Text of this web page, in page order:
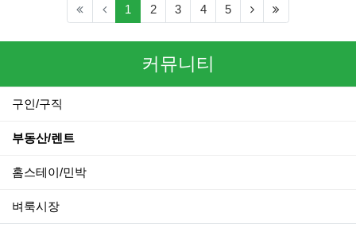
1 (current)
2 3 4 5 (next)
커뮤니티
구인/구직
부동산/렌트
홈스테이/민박
벼룩시장